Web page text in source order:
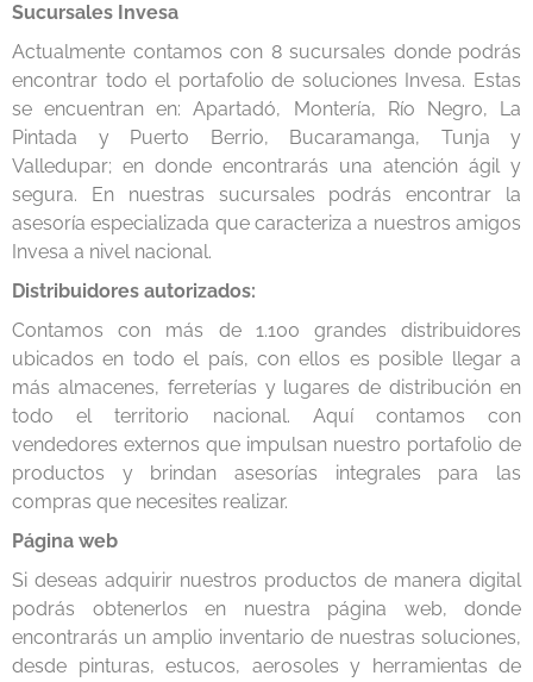
Sucursales Invesa
Actualmente contamos con 8 sucursales donde podrás
encontrar todo el portafolio de soluciones Invesa. Estas
se encuentran en: Apartadó, Montería, Río Negro, La
Pintada y Puerto Berrio, Bucaramanga, Tunja y
Valledupar; en donde encontrarás una atención ágil y
segura. En nuestras sucursales podrás encontrar la
asesoría especializada que caracteriza a nuestros amigos
Invesa a nivel nacional.
Distribuidores autorizados:
Contamos con más de 1.100 grandes distribuidores
ubicados en todo el país, con ellos es posible llegar a
más almacenes, ferreterías y lugares de distribución en
todo el territorio nacional. Aquí contamos con
vendedores externos que impulsan nuestro portafolio de
productos y brindan asesorías integrales para las
compras que necesites realizar.
Página web
Si deseas adquirir nuestros productos de manera digital
podrás obtenerlos en nuestra página web, donde
encontrarás un amplio inventario de nuestras soluciones,
desde pinturas, estucos, aerosoles y herramientas de